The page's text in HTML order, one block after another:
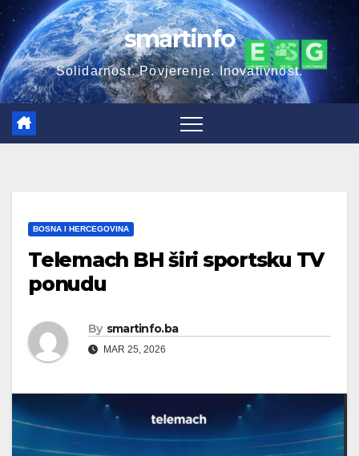
Skip
to
content
smartinfo
Solidarnost. Povjerenje. Inovativnost.
BOSNA I HERCEGOVINA
Telemach BH širi sportsku TV
ponudu
By smartinfo.ba
MAR 25, 2026